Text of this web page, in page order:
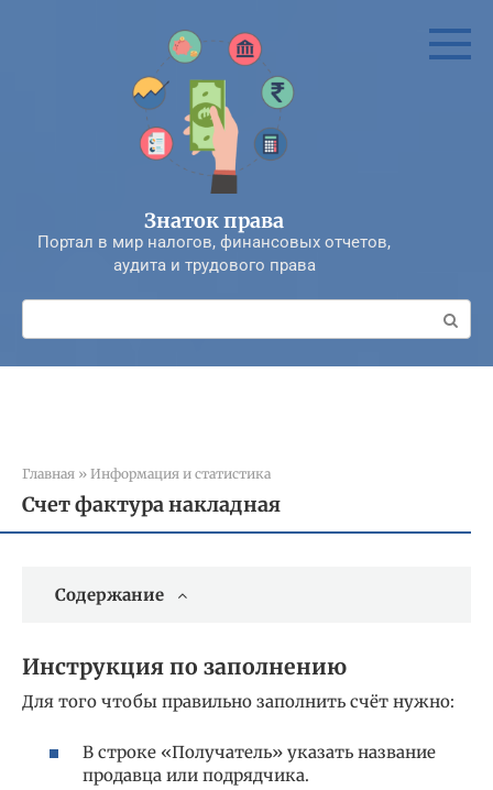
Знаток права
Портал в мир налогов, финансовых отчетов,
аудита и трудового права
Поиск:
Главная » Информация и статистика
Счет фактура накладная
Содержание
Инструкция по заполнению
Для того чтобы правильно заполнить счёт нужно:
В строке «Получатель» указать название
продавца или подрядчика.